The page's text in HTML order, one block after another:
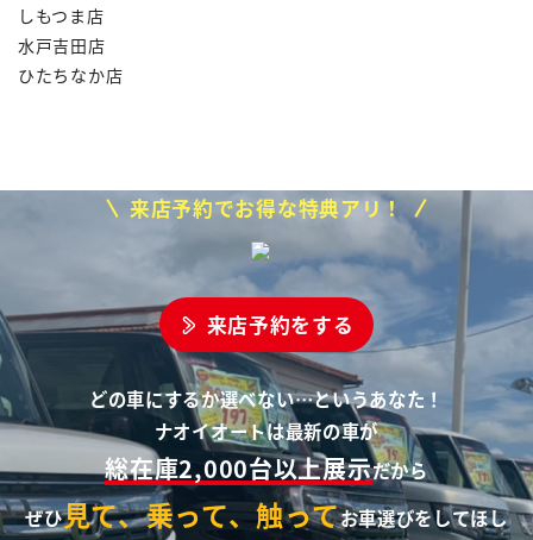
しもつま店
水戸吉田店
ひたちなか店
来店予約でお得な特典アリ！
来店予約をする
どの車にするか選べない…というあなた！
ナオイオートは最新の車が
総在庫2,000台以上展示だから
ぜひ見て、乗って、触ってお車選びをしてほし